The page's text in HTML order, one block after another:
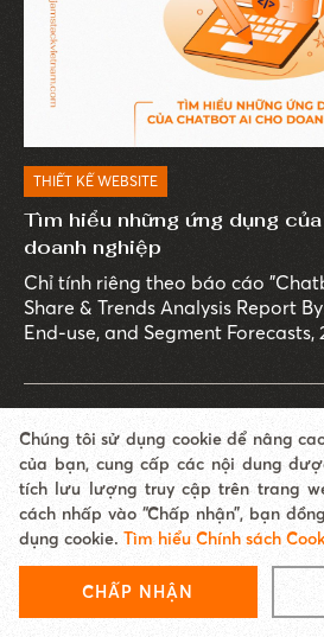
THIẾT KẾ WEBSITE
Tìm hiểu những ứng dụng
doanh nghiệp
Chỉ tính riêng theo báo cáo
Share & Trends Analysis Report
End-use, and Segment Forecasts,
dự báo sẽ đạt giá trị 1,34 tỷ USD
lệ tăng trưởng hàng năm (CAGR)
Chúng tôi sử dụng cookie để nâng
của bạn, cung cấp các nội dung
tích lưu lượng truy cập trên trang
cách nhấp vào “Chấp nhận”, bạn
dụng cookie. Tìm hiểu Chính sách
CHẤP NHẬN